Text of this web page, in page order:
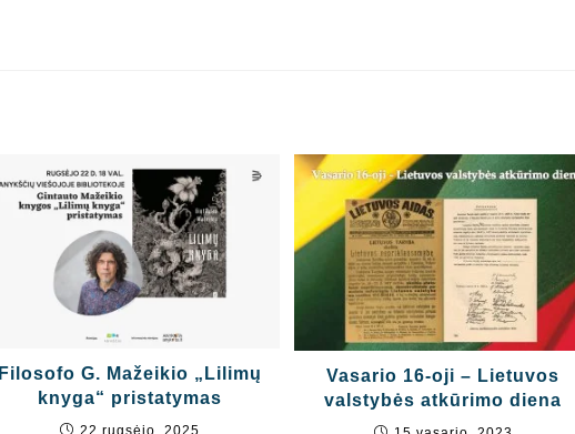
Filosofo G. Mažeikio „Lilimų
knyga“ pristatymas
Vasario 16-oji – Lietuvos
valstybės atkūrimo diena